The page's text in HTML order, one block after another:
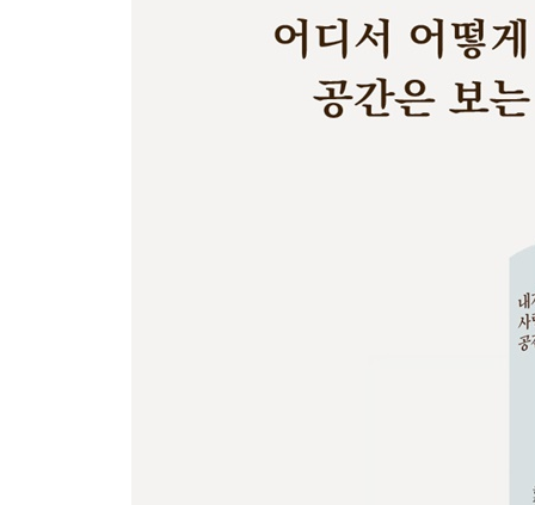
형식과 내용이 사이좋은 공간이어라 - 보안1942
남산 회현동에서 오감이 즐거운 소풍을! - 피크닉
멈춘 공장에 예술은 숨을 불어넣고 - F1963
인생에 한번쯤은 누려도 좋을, 세상 어디에도 없는